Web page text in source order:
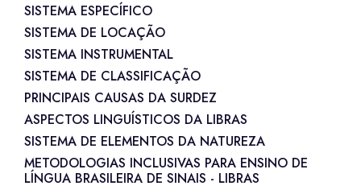
SISTEMA ESPECÍFICO
SISTEMA DE LOCAÇÃO
SISTEMA INSTRUMENTAL
SISTEMA DE CLASSIFICAÇÃO
PRINCIPAIS CAUSAS DA SURDEZ
ASPECTOS LINGUÍSTICOS DA LIBRAS
SISTEMA DE ELEMENTOS DA NATUREZA
METODOLOGIAS INCLUSIVAS PARA ENSINO DE
LÍNGUA BRASILEIRA DE SINAIS - LIBRAS